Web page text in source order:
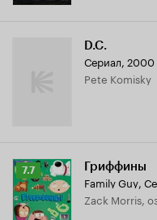
D.C.
Сериал, 2000
Pete Komisky
Рейтинг
Кинопоиска
7.7
7.7 Гриффины
Family Guy,
Zack Morris,